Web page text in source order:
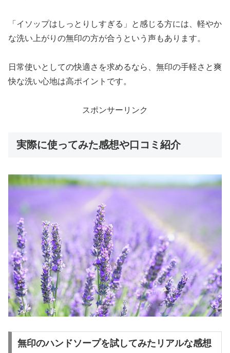
「イソップはしっとりしすぎる」と感じる方には、軽やか
な洗い上がりの無印の方が合うという声もあります。
日常使いとしての快適さを求めるなら、無印の手軽さと爽
快な洗い心地は高ポイントです。
スポンサーリンク
実際に使ってみた感想や口コミ紹介
無印のハンドソープを試してみたリアルな感想